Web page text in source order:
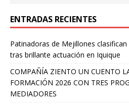
ENTRADAS RECIENTES
Patinadoras de Mejillones
tras brillante actuación en Iquique
COMPAÑÍA ZIENTO UN CUENTO
FORMACIÓN 2026 CON TRES
MEDIADORES